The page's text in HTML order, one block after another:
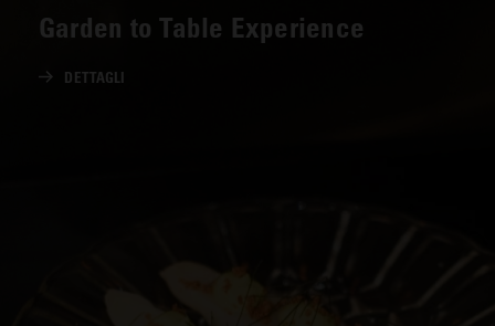
Garden to Table Experience
DETTAGLI